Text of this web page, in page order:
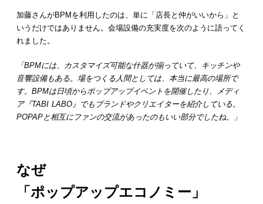
加藤さんがBPMを利用したのは、単に「店長と仲がいいから」と
いうだけではありません。会場設備の充実度を次のように語ってく
れました。
「BPMには、カスタマイズ可能な什器が揃っていて、キッチンや
音響設備もある。場をつくる人間としては、本当に最高の場所で
す。BPMは日頃からポップアップイベントを開催したり、メディ
ア『TABI LABO』でもブランドやクリエイターを紹介している。
POPAPと相互にファンの交流があったのもいい部分でしたね。」
なぜ
「ポップアップエコノミー」